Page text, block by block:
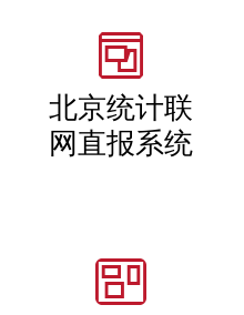
北京统计联
网直报系统